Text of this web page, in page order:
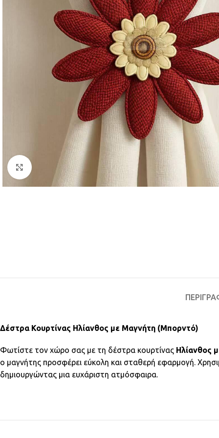
Κλικ για μεγέθυνση
Δέστρα Κουρτίνας Ηλίανθος με Μαγνήτη (Μπορντό)
Φωτίστε τον χώρο σας με τη δέστρα κουρτίνας Ηλίανθος
ο μαγνήτης προσφέρει εύκολη και σταθερή εφαρμογή.
δημιουργώντας μια ευχάριστη ατμόσφαιρα.